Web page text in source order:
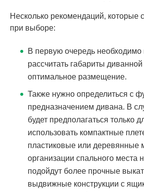
Несколько рекомендаций, которые
при выборе:
В первую очередь необходимо
рассчитать габариты
оптимальное размещение.
Также нужно определиться с
предназначением дивана. В
будет предполагаться только
использовать компактные
пластиковые или деревянные
организации спального места
подойдут более прочные
выдвижные конструкции с